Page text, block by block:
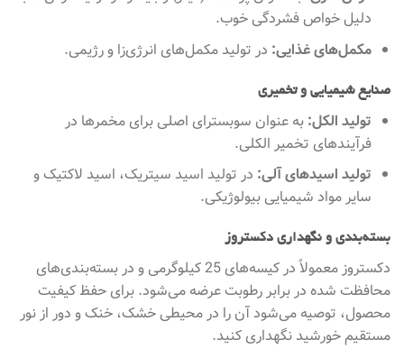
دلیل خواص فشردگی خوب.
مکمل‌های غذایی: در تولید مکمل‌های انرژی‌زا و رژیمی.
صنایع شیمیایی و تخمیری
تولید الکل: به عنوان سوبسترای اصلی برای مخمرها در
فرآیندهای تخمیر الکلی.
تولید اسیدهای آلی: در تولید اسید سیتریک، اسید لاکتیک و
سایر مواد شیمیایی بیولوژیکی.
بسته‌بندی و نگهداری دکستروز
دکستروز معمولاً در کیسه‌های 25 کیلوگرمی و در بسته‌بندی‌های
محافظت شده در برابر رطوبت عرضه می‌شود. برای حفظ کیفیت
محصول، توصیه می‌شود آن را در محیطی خشک، خنک و دور از نور
مستقیم خورشید نگهداری کنید.